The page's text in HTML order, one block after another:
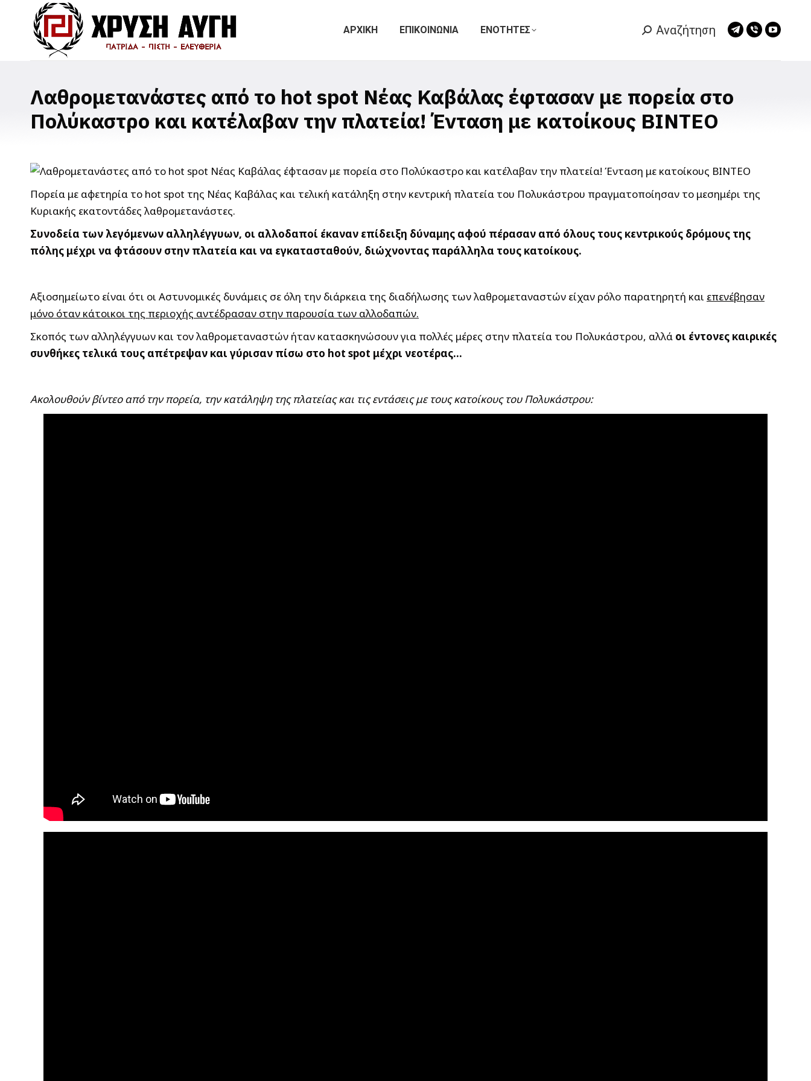
ΑΡΧΙΚΗ ΕΠΙΚΟΙΝΩΝΙΑ ΕΝΟΤΗΤΕΣ Search:
Αναζήτηση
Telegram
Viber
Λαθρομετανάστες από το hot spot Νέας Καβάλας έφτασαν με πορεία στο
Πολύκαστρο και κατέλαβαν την πλατεία! Ένταση με κατοίκους ΒΙΝΤΕΟ
Πορεία με αφετηρία το hot spot της Νέας Καβάλας και τελική κατάληξη στην κεντρική πλατεία του Πολυκάστρου πραγματοποίησαν το μεσημέρι της
Κυριακής εκατοντάδες λαθρομετανάστες.
Συνοδεία των λεγόμενων αλληλέγγυων, οι αλλοδαποί έκαναν επίδειξη δύναμης αφού πέρασαν από όλους τους κεντρικούς δρόμους της
πόλης μέχρι να φτάσουν στην πλατεία και να εγκατασταθούν, διώχνοντας παράλληλα τους κατοίκους.
Αξιοσημείωτο είναι ότι οι Αστυνομικές δυνάμεις σε όλη την διάρκεια της διαδήλωσης των λαθρομεταναστών είχαν ρόλο παρατηρητή και επενέβησαν
μόνο όταν κάτοικοι της περιοχής αντέδρασαν στην παρουσία των αλλοδαπών.
Σκοπός των αλληλέγγυων και τον λαθρομεταναστών ήταν κατασκηνώσουν για πολλές μέρες στην πλατεία του Πολυκάστρου, αλλά οι έντονες καιρικές
συνθήκες τελικά τους απέτρεψαν και γύρισαν πίσω στο hot spot μέχρι νεοτέρας…
Ακολουθούν βίντεο από την πορεία, την κατάληψη της πλατείας και τις εντάσεις με τους κατοίκους του Πολυκάστρου: